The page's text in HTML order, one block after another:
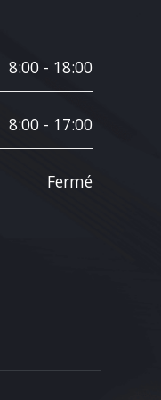
8:00 - 18:00
8:00 - 17:00
Fermé